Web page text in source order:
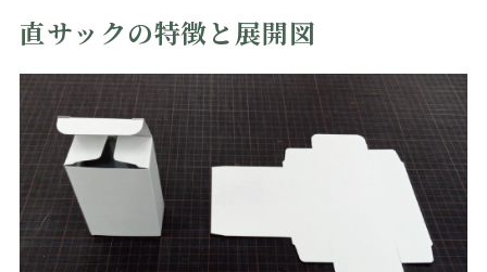
直サックの特徴と展開図